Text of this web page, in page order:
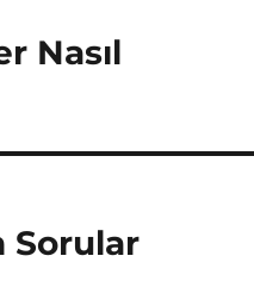
Nasıl
Sorular